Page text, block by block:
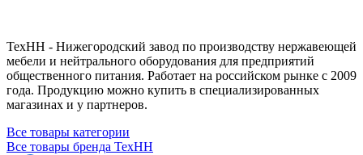
ТехНН - Нижегородский завод по производству нержавеющей
мебели и нейтрального оборудования для предприятий
общественного питания. Работает на российском рынке с 2009
года. Продукцию можно купить в специализированных
магазинах и у партнеров.
Все товары категории
Все товары бренда ТехНН